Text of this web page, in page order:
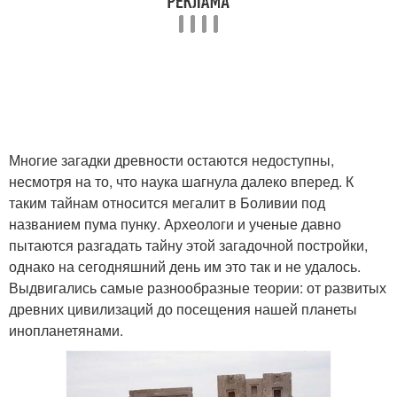
Многие загадки древности остаются недоступны,
несмотря на то, что наука шагнула далеко вперед. К
таким тайнам относится мегалит в Боливии под
названием пума пунку. Археологи и ученые давно
пытаются разгадать тайну этой загадочной постройки,
однако на сегодняшний день им это так и не удалось.
Выдвигались самые разнообразные теории: от развитых
древних цивилизаций до посещения нашей планеты
инопланетянами.